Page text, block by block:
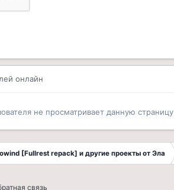
онлайн
не просматривает данную страницу
[Fullrest repack] и другие проекты от Эла
связь